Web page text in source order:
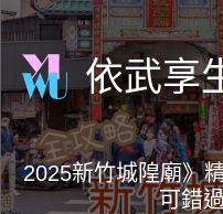
跳
至
要
內
容
依武享
2025新竹城隍廟》
可錯